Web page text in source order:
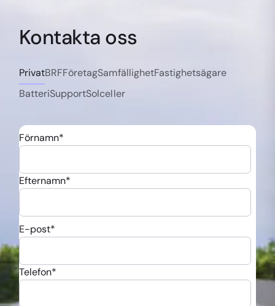
Kontakta oss
PrivatBRFFöretagSamfällighetFastighetsägare
BatteriSupportSolceller
Förnamn*
Efternamn*
E-post*
Telefon*